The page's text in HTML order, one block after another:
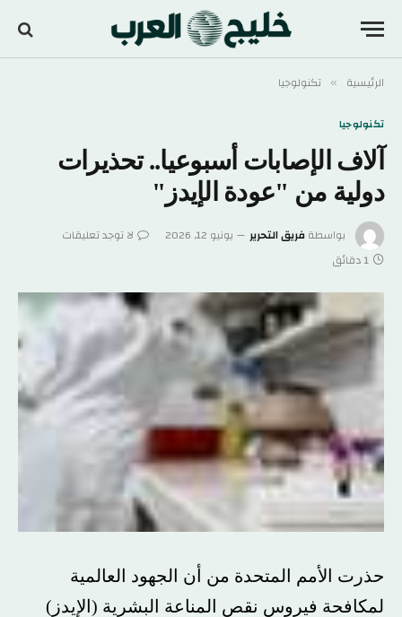
الرئيسية » تكنولوجيا
تكنولوجيا
آلاف الإصابات أسبوعيا.. تحذيرات
دولية من "عودة الإيدز"
بواسطةفريق التحرير يونيو 12, 2026
لا توجد تعليقات
1 دقائق
حذرت الأمم المتحدة من أن الجهود العالمية
لمكافحة فيروس نقص المناعة البشرية (الإيدز)